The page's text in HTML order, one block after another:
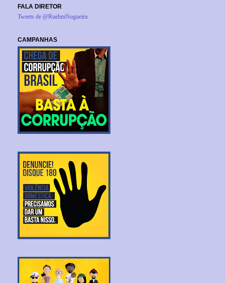
FALA DIRETOR
Tweets de @RuebmNogueira
CAMPANHAS